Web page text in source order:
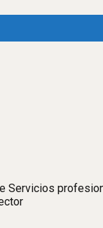
Servicios